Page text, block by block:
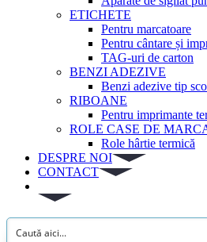
ETICHETE
Pentru marcatoare
Pentru cântare și
TAG-uri de carton
BENZI ADEZIVE
Benzi adezive tip
RIBOANE
Pentru imprimante
ROLE CASE DE
Role hârtie termică
DESPRE NOI
CONTACT